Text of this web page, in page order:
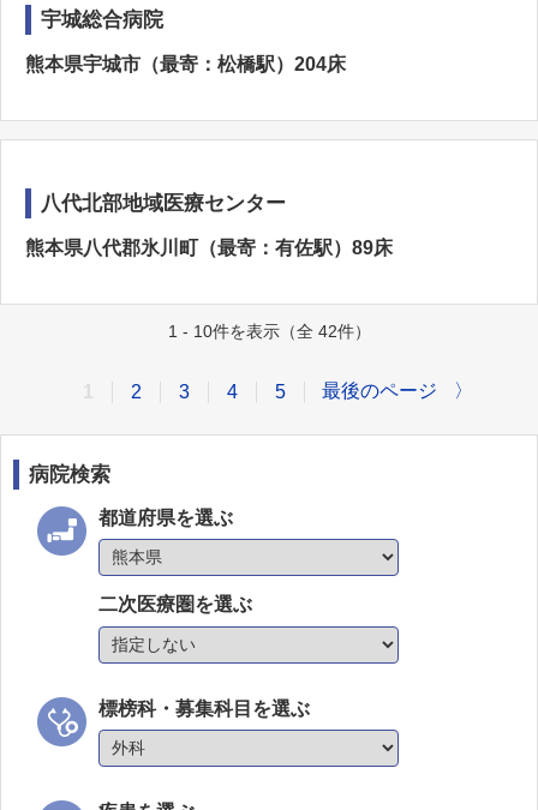
宇城総合病院
熊本県宇城市（最寄：松橋駅）204床
八代北部地域医療センター
熊本県八代郡氷川町（最寄：有佐駅）89床
1 - 10件を表示（全 42件）
2 3 4 5 最後のページ 〉
病院検索
都道府県を選ぶ
二次医療圏を選ぶ
標榜科・募集科目を選ぶ